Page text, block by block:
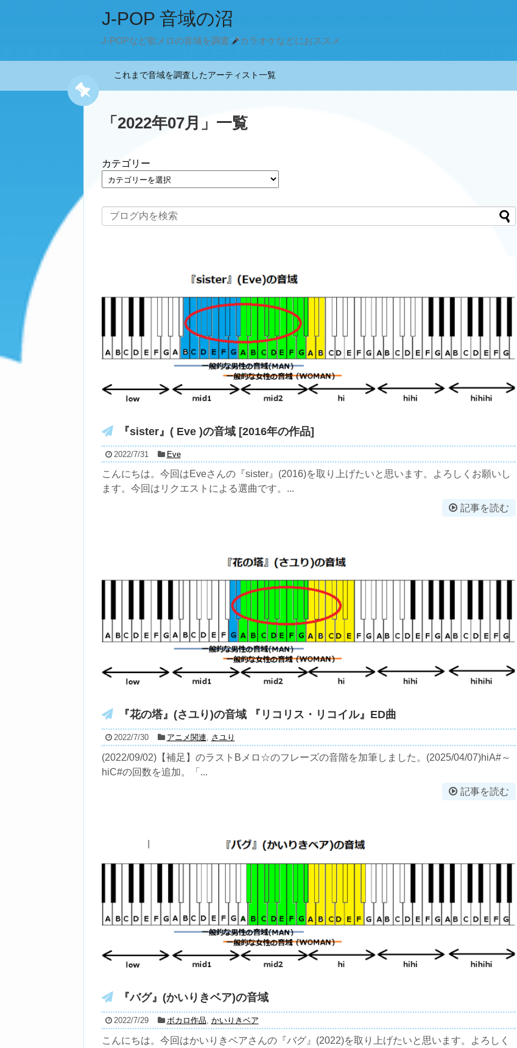
J-POP 音域の沼
J-POPなど歌メロの音域を調査 カラオケなどにおススメ
これまで音域を調査したアーティスト一覧
「 2022年07月 」 一覧
カテゴリー
『sister』( Eve )の音域 [2016年の作品]
2022/7/31 Eve
こんにちは。今回はEveさんの『sister』(2016)を取り上げたいと思います。よろしくお願いし
ます。今回はリクエストによる選曲です。...
記事を読む
『花の塔』(さユり)の音域 『リコリス・リコイル』ED曲
2022/7/30 アニメ関連 さユり
(2022/09/02)【補足】のラストBメロ☆のフレーズの音階を加筆しました。(2025/04/07)hiA#～
hiC#の回数を追加。「...
記事を読む
『バグ』(かいりきベア)の音域
2022/7/29 ボカロ作品, かいりきベア
こんにちは。今回はかいりきベアさんの『バグ』(2022)を取り上げたいと思います。よろしく